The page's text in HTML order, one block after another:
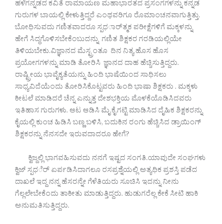
ಹಳೆಗನ್ನಡದ ಕವಿತೆ ರಾಮಾಯಣ ಮಹಾಭಾರತದ ಪ್ರಸಂಗಗಳನ್ನು ಕನ್ನಡ
ಗುರುಗಳ ಬಾಯಲ್ಲಿ ಕೇಳುತ್ತಿದ್ದರೆ ಎಂಥವರಿಗೂ ರೊಮಾಂಚನವಾಗುತ್ತಿತ್ತು.
ಬೋಧಿಸುವದು ಗಣಿತವಾದರೂ ಸ್ಪಧರ್ಾತ್ಮಕ ಪರೀಕ್ಷೆಗಳಿಗೆ ಮಕ್ಕಳನ್ನು
ಹೇಗೆ ಸಿದ್ಧಗೊಳಿಸಬೇಕೆಂಬುದನ್ನು ಗಣಿತ ಶಿಕ್ಷಕರ ಗರಡಿಯಲ್ಲಿಯೇ
ತಿಳಿಯಬೇಕು.ವಿಜ್ಞಾನದ ಮೆಸ್ಟ್ರಂತೂ ದಿನ ನಿತ್ಯ ಹೊಸ ಹೊಸ
ಪ್ರಯೋಗಗಳನ್ನು ಮಾಡಿ ತೋರಿಸಿ ಜ್ಞಾನದ ದಾಹ ಹೆಚ್ಚಿಸುತ್ತಿದ್ದರು.
ರಾಷ್ಟ್ರೀಯ ಭಾವೈಕ್ಯತೆಯನ್ನು ಹಿಂದಿ ಭಾಷೆಯಿಂದ ಸಾಧಿಸಲು
ಸಾಧ್ಯವಿದೆಯೆಂದು ತೋರಿಸಿಕೊಟ್ಟವರು ಹಿಂದಿ ಭಾಷಾ ಶಿಕ್ಷಕರು . ಮಕ್ಕಳು
ಕೀಟಲೆ ಮಾಡಿದರೆ ಚೆನ್ನ ಎನ್ನುತ್ತ ದೇಶಭಕ್ತಿಯ ಮೊಳಕೆಯೊಡಿಸಿದವರು
ಇತಿಹಾಸ ಗುರುಗಳು. ಆಟ ಆಡಿಸಿ ಮೈ ಕೈ ಗಟ್ಟಿ ಮಾಡಿಸಿದ ದೈಹಿಕ ಶಿಕ್ಷಕರನ್ನು
ಕೈಯಲ್ಲಿ ಕುಂಚ ಹಿಡಿಸಿ ಬಣ್ಣ ಬಳಿಸಿ, ಬದುಕಿನ ರಂಗು ಹೆಚ್ಚಿಸಿದ ಡ್ರಾಯಿಂಗ್
ಶಿಕ್ಷಕರನ್ನು ನೆನಸದೇ ಇರುವದಾದರೂ ಹೇಗೆ?
ಕ್ವಿಜ್ದಲ್ಲಿ ಭಾಗವಹಿಸುವದು ನನಗೆ ಇಷ್ಟದ ಸಂಗತಿ.ಯಾವುದೇ ಸಂಘಗಳು
ಕ್ವಿಜ್ ಸ್ಪಧರ್ೆ ಏರ್ಪಡಿಸಿದಾಗಲೂ ರಸಪ್ರಶ್ನೆಯಲ್ಲಿ ಅತ್ಯಧಿಕ ಪ್ರಶಸ್ತಿ ಪಡೆದ
ದಾಖಲೆ ಇದ್ದ ನನ್ನ ಹೆಸರನ್ನೇ ಗೆಳೆತಿಯರು ಸೂಚಿಸಿ ಇದನ್ನು ನೀನು
ಗೆಲ್ಲಲೇಬೇಕೆಂದು ತಾಕೀತು ಮಾಡುತ್ತಿದ್ದರು. ಹುಡುಗರೆಲ್ಲ ಕೇಕೆ ಸೀಟಿ ಹಾಕಿ
ಅನುಮತಿಸುತ್ತಿದ್ದರು.